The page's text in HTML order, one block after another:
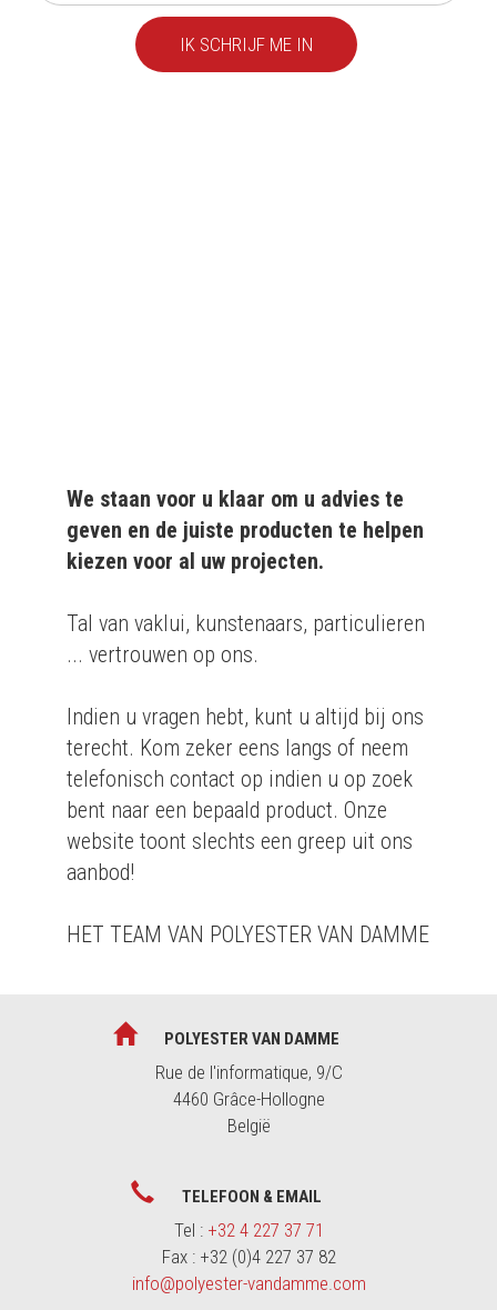
IK SCHRIJF ME IN
We staan voor u klaar om u advies te
geven en de juiste producten te helpen
kiezen voor al uw projecten.
Tal van vaklui, kunstenaars, particulieren
... vertrouwen op ons.
Indien u vragen hebt, kunt u altijd bij ons
terecht. Kom zeker eens langs of neem
telefonisch contact op indien u op zoek
bent naar een bepaald product. Onze
website toont slechts een greep uit ons
aanbod!
HET TEAM VAN POLYESTER VAN DAMME
POLYESTER VAN DAMME
Rue de l'informatique, 9/C
4460 Grâce-Hollogne
België
TELEFOON & EMAIL
Tel : +32 4 227 37 71
Fax : +32 (0)4 227 37 82
info@polyester-vandamme.com